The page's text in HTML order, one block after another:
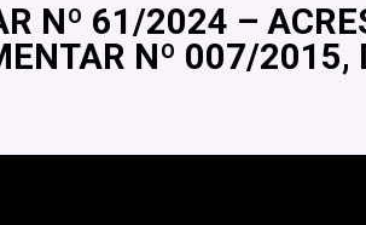
Nº 61/2024 –
Nº 007/2015,